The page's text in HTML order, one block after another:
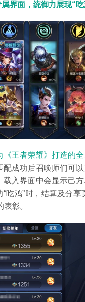
界面，统御力展现“吃
《王者荣耀》打造的
配成功后召唤师们可
载入界面中会显示己
吃鸡”时，结算及分享
表彰。